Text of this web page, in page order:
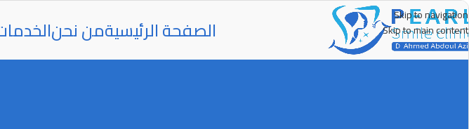
Skip to navigation
Skip to main content
الصفحة الرئيسيةمن نحن